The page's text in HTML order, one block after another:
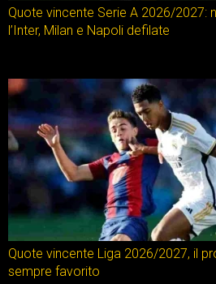
Quote vincente Serie A 2026/2027:
l’Inter, Milan e Napoli defilate
Quote vincente Liga 2026/2027, il
sempre favorito